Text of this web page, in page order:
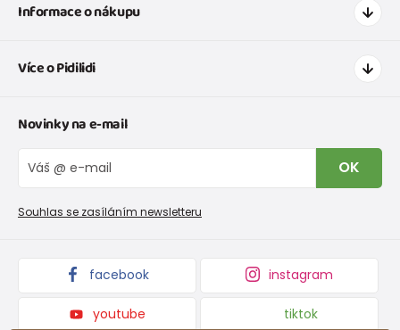
Informace o nákupu
Doprava a platba
Tabulka velikostí obuvi
Vrácení zboží a reklamace
Reklamační řád
Více o Pidilidi
O nás
Blog
Velkoobchod PiDiLiDi
Affiliate program
Kolekce zboží
Novinky na e-mail
OK
Souhlas se zasíláním newsletteru
facebook instagram
youtube tiktok